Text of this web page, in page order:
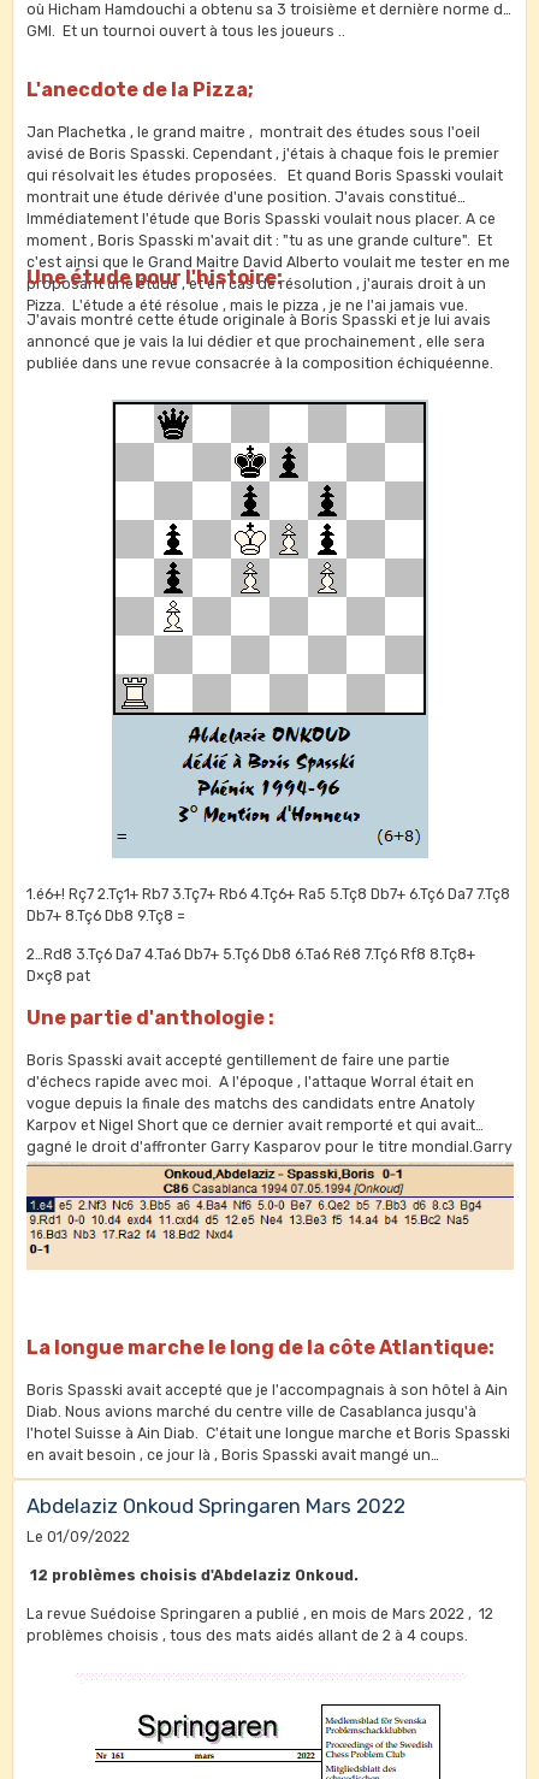
où Hicham Hamdouchi a obtenu sa 3 troisième et dernière norme de
GMI. Et un tournoi ouvert à tous les joueurs ..
L'anecdote de la Pizza;
Jan Plachetka , le grand maitre , montrait des études sous l'oeil
avisé de Boris Spasski. Cependant , j'étais à chaque fois le premier
qui résolvait les études proposées. Et quand Boris Spasski voulait
montrait une étude dérivée d'une position. J'avais constitué
Immédiatement l'étude que Boris Spasski voulait nous placer. A ce
moment , Boris Spasski m'avait dit : "tu as une grande culture". Et
c'est ainsi que le Grand Maitre David Alberto voulait me tester en me
proposant une étude , et en cas de résolution , j'aurais droit à un
Pizza. L'étude a été résolue , mais le pizza , je ne l'ai jamais vue.
Une étude pour l'histoire:
J'avais montré cette étude originale à Boris Spasski et je lui avais
annoncé que je vais la lui dédier et que prochainement , elle sera
publiée dans une revue consacrée à la composition échiquéenne.
1.é6+! Rç7 2.Tç1+ Rb7 3.Tç7+ Rb6 4.Tç6+ Ra5 5.Tç8 Db7+ 6.Tç6 Da7 7.Tç8
Db7+ 8.Tç6 Db8 9.Tç8 =
2…Rd8 3.Tç6 Da7 4.Ta6 Db7+ 5.Tç6 Db8 6.Ta6 Ré8 7.Tç6 Rf8 8.Tç8+
D×ç8 pat
Une partie d'anthologie :
Boris Spasski avait accepté gentillement de faire une partie
d'échecs rapide avec moi. A l'époque , l'attaque Worral était en
vogue depuis la finale des matchs des candidats entre Anatoly
Karpov et Nigel Short que ce dernier avait remporté et qui avait
gagné le droit d'affronter Garry Kasparov pour le titre mondial.Garry
et Nigel se sont bien affrontés mais dans le cadre d'une nouvelle
association dissidente loin de la bannière de la FIDE.
La longue marche le long de la côte Atlantique:
Boris Spasski avait accepté que je l'accompagnais à son hôtel à Ain
Diab. Nous avions marché du centre ville de Casablanca jusqu'à
l'hotel Suisse à Ain Diab. C'était une longue marche et Boris Spasski
en avait besoin , ce jour là , Boris Spasski avait mangé un
couscous....Au cours de notre longue promenade , de nombreaux
échanges sur les championnats du monde , sur Bobby Fischer et
des problèmes et études à résoudre sans échiquier. Repose en
paix .
Abdelaziz Onkoud Springaren Mars 2022
Le 01/09/2022
12 problèmes choisis d'Abdelaziz Onkoud.
La revue Suédoise Springaren a publié , en mois de Mars 2022 , 12
problèmes choisis , tous des mats aidés allant de 2 à 4 coups.